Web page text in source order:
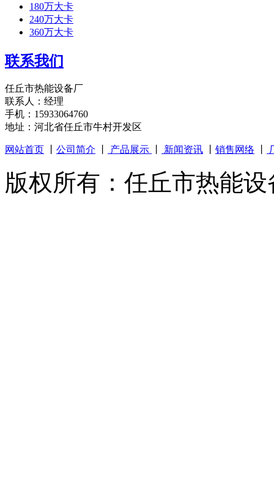
180万大卡
240万大卡
360万大卡
联系我们
任丘市热能设备厂
联系人：经理
手机：15933064760
地址：河北省任丘市牛村开发区
网站首页 公司简介 产品展示 新闻资讯 销售网络
版权所有：任丘市热能